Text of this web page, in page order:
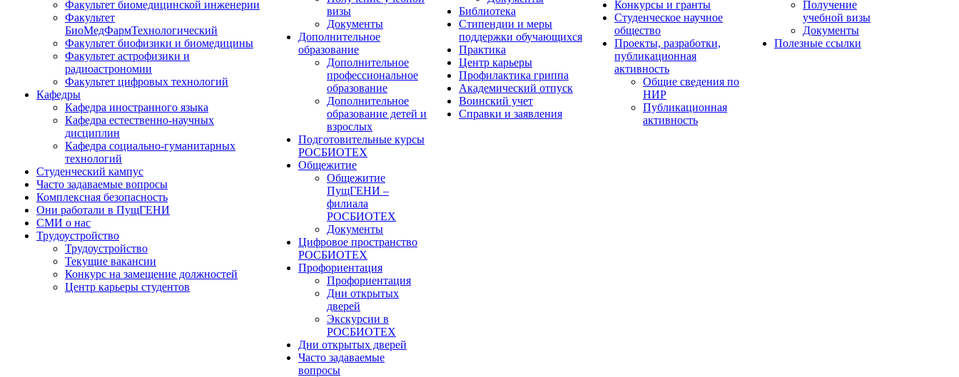
Факультет биомедицинской инженерии
Факультет
БиоМедФармТехнологический
Факультет биофизики и биомедицины
Факультет астрофизики и
радиоастрономии
Факультет цифровых технологий
Кафедры
Кафедра иностранного языка
Кафедра естественно-научных
дисциплин
Кафедра социально-гуманитарных
технологий
Студенческий кампус
Часто задаваемые вопросы
Комплексная безопасность
Они работали в ПущГЕНИ
СМИ о нас
Трудоустройство
Трудоустройство
Текущие вакансии
Конкурс на замещение должностей
Центр карьеры студентов
визы
Документы
Дополнительное
образование
Дополнительное
профессиональное
образование
Дополнительное
образование детей и
взрослых
Подготовительные курсы
РОСБИОТЕХ
Общежитие
Общежитие
ПущГЕНИ –
филиала
РОСБИОТЕХ
Документы
Цифровое пространство
РОСБИОТЕХ
Профориентация
Профориентация
Дни открытых
дверей
Экскурсии в
РОСБИОТЕХ
Дни открытых дверей
Часто задаваемые
вопросы
Библиотека
Стипендии и меры
поддержки обучающихся
Практика
Центр карьеры
Профилактика гриппа
Академический отпуск
Воинский учет
Справки и заявления
Конкурсы и гранты
Студенческое научное
общество
Проекты, разработки,
публикационная
активность
Общие сведения по
НИР
Публикационная
активность
Получение
учебной визы
Документы
Полезные ссылки